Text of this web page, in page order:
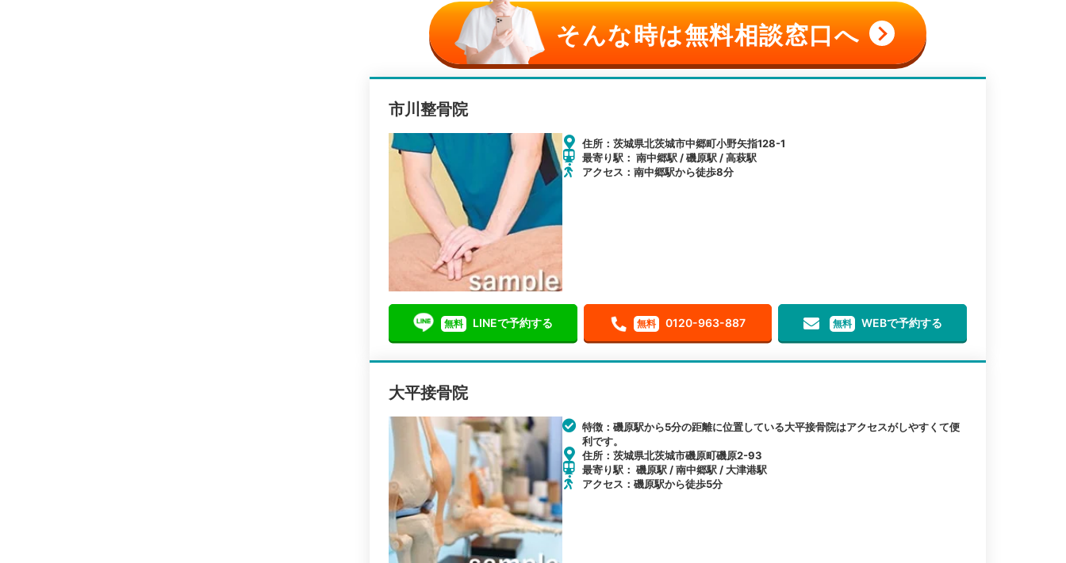
そんな時は無料相談窓口へ
市川整骨院
住所：茨城県北茨城市中郷町小野矢指128-1
最寄り駅： 南中郷駅 / 磯原駅 / 高萩駅
アクセス：南中郷駅から徒歩8分
無料 LINEで予約する 無料 0120-963-887 無料 WEBで予約する
大平接骨院
特徴：磯原駅から5分の距離に位置している大平接骨院はアクセスがしやすくて便
利です。
住所：茨城県北茨城市磯原町磯原2-93
最寄り駅： 磯原駅 / 南中郷駅 / 大津港駅
アクセス：磯原駅から徒歩5分